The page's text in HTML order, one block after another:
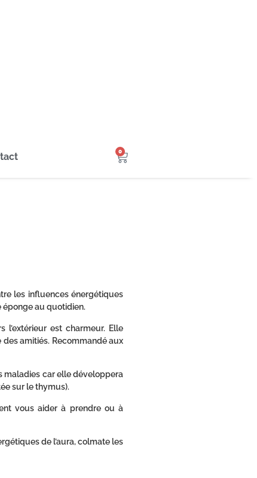
0
les influences énergétiques
éponge au quotidien.
l’extérieur est charmeur. Elle
amitiés. Recommandé aux
maladies car elle développera
sur le thymus).
vous aider à prendre ou à
de l’aura, colmate les